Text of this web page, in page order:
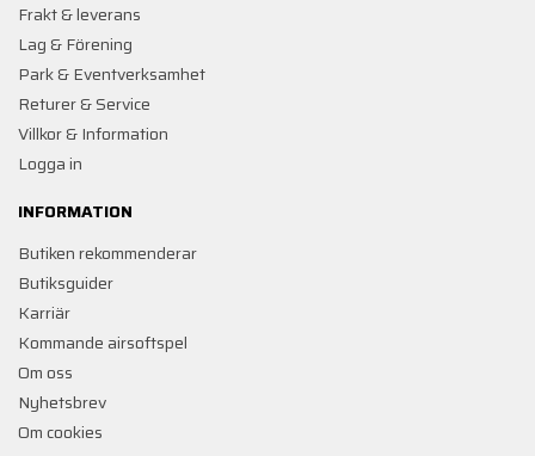
Frakt & leverans
Lag & Förening
Park & Eventverksamhet
Returer & Service
Villkor & Information
Logga in
INFORMATION
Butiken rekommenderar
Butiksguider
Karriär
Kommande airsoftspel
Om oss
Nyhetsbrev
Om cookies